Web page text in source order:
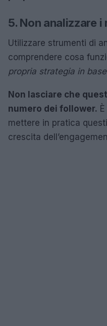
5. Non analizzare i
Utilizzare strumenti di
comprendere cosa
propria strategia in
Non lasciare che
numero dei follower.
mettere in pratica
crescita